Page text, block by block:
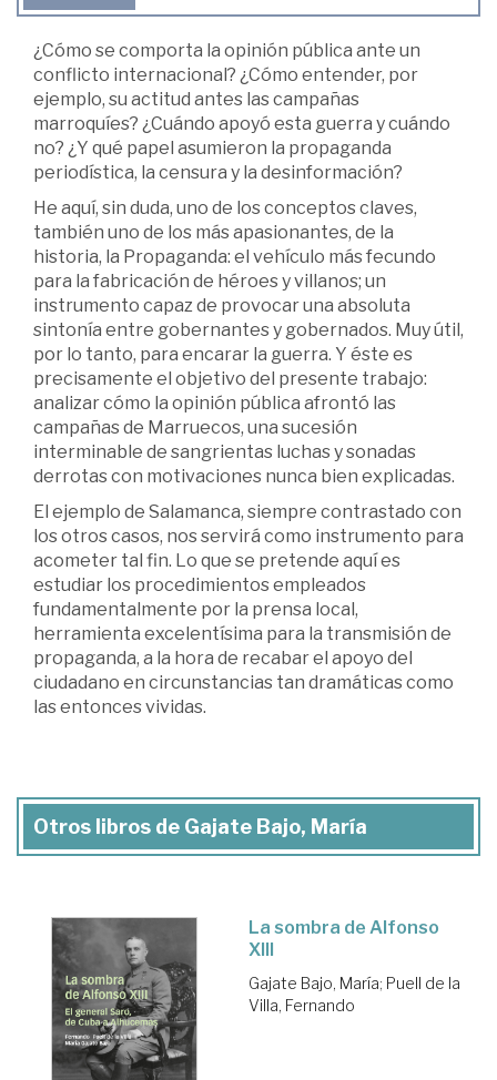
¿Cómo se comporta la opinión pública ante un
conflicto internacional? ¿Cómo entender, por
ejemplo, su actitud antes las campañas
marroquíes? ¿Cuándo apoyó esta guerra y cuándo
no? ¿Y qué papel asumieron la propaganda
periodística, la censura y la desinformación?
He aquí, sin duda, uno de los conceptos claves,
también uno de los más apasionantes, de la
historia, la Propaganda: el vehículo más fecundo
para la fabricación de héroes y villanos; un
instrumento capaz de provocar una absoluta
sintonía entre gobernantes y gobernados. Muy útil,
por lo tanto, para encarar la guerra. Y éste es
precisamente el objetivo del presente trabajo:
analizar cómo la opinión pública afrontó las
campañas de Marruecos, una sucesión
interminable de sangrientas luchas y sonadas
derrotas con motivaciones nunca bien explicadas.
El ejemplo de Salamanca, siempre contrastado con
los otros casos, nos servirá como instrumento para
acometer tal fin. Lo que se pretende aquí es
estudiar los procedimientos empleados
fundamentalmente por la prensa local,
herramienta excelentísima para la transmisión de
propaganda, a la hora de recabar el apoyo del
ciudadano en circunstancias tan dramáticas como
las entonces vividas.
Otros libros de Gajate Bajo, María
La sombra de Alfonso
XIII
Gajate Bajo, María; Puell de la
Villa, Fernando